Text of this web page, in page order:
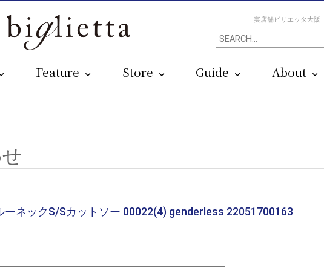
実店舗ビリエッタ大阪
Feature Store Guide About
ーネックS/Sカットソー 00022(4) genderless 22051700163